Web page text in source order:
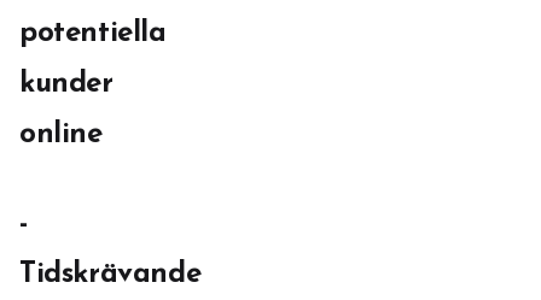
potentiella
kunder
online
-
Tidskrävande